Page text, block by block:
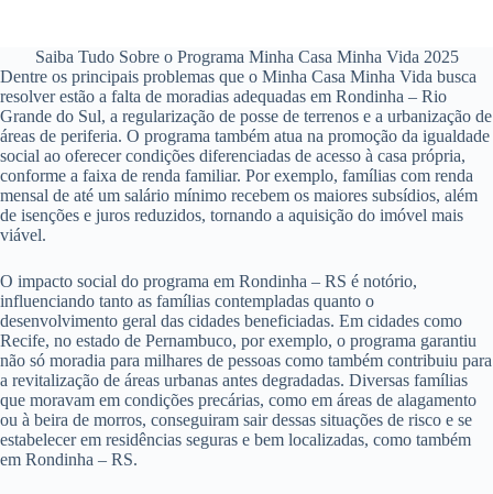
Saiba Tudo Sobre o Programa Minha Casa Minha Vida 2025
Dentre os principais problemas que o Minha Casa Minha Vida busca
resolver estão a falta de moradias adequadas em Rondinha – Rio
Grande do Sul, a regularização de posse de terrenos e a urbanização de
áreas de periferia. O programa também atua na promoção da igualdade
social ao oferecer condições diferenciadas de acesso à casa própria,
conforme a faixa de renda familiar. Por exemplo, famílias com renda
mensal de até um salário mínimo recebem os maiores subsídios, além
de isenções e juros reduzidos, tornando a aquisição do imóvel mais
viável.
O impacto social do programa em Rondinha – RS é notório,
influenciando tanto as famílias contempladas quanto o
desenvolvimento geral das cidades beneficiadas. Em cidades como
Recife, no estado de Pernambuco, por exemplo, o programa garantiu
não só moradia para milhares de pessoas como também contribuiu para
a revitalização de áreas urbanas antes degradadas. Diversas famílias
que moravam em condições precárias, como em áreas de alagamento
ou à beira de morros, conseguiram sair dessas situações de risco e se
estabelecer em residências seguras e bem localizadas, como também
em Rondinha – RS.